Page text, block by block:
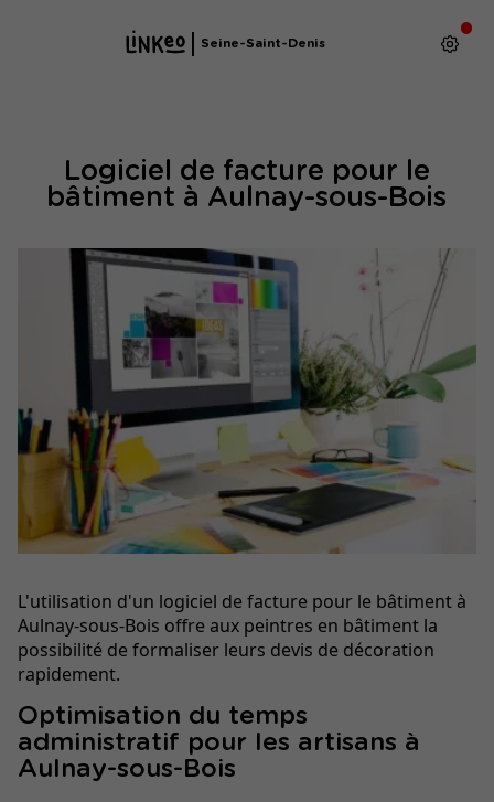
Seine-Saint-Denis
Logiciel de facture pour le
bâtiment à Aulnay-sous-Bois
L'utilisation d'un logiciel de facture pour le bâtiment à
Aulnay-sous-Bois offre aux peintres en bâtiment la
possibilité de formaliser leurs devis de décoration
rapidement.
Optimisation du temps
administratif pour les artisans à
Aulnay-sous-Bois